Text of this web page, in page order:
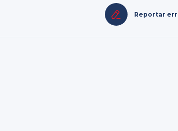
Reportar